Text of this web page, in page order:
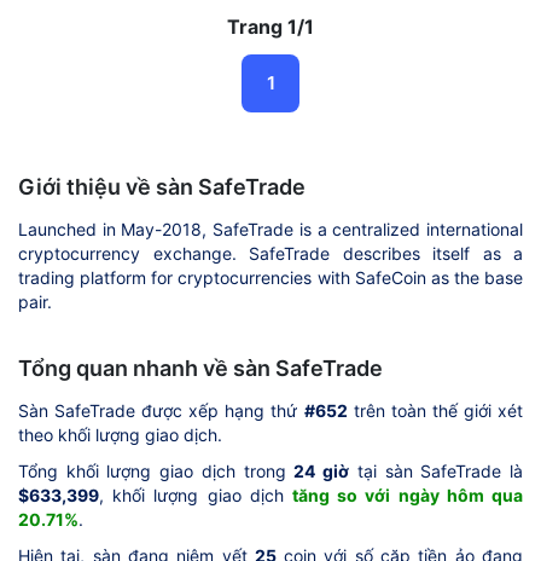
Trang 1/1
1
Giới thiệu về sàn SafeTrade
Launched in May-2018, SafeTrade is a centralized international
cryptocurrency exchange. SafeTrade describes itself as a
trading platform for cryptocurrencies with SafeCoin as the base
pair.
Tổng quan nhanh về sàn SafeTrade
Sàn SafeTrade được xếp hạng thứ #652 trên toàn thế giới xét
theo khối lượng giao dịch.
Tổng khối lượng giao dịch trong24 giờ tại sàn SafeTrade là
$633,399, khối lượng giao dịch tăng so với ngày hôm qua
20.71%.
Hiện tại, sàn đang niêm yết 25coin với số cặp tiền ảo đang